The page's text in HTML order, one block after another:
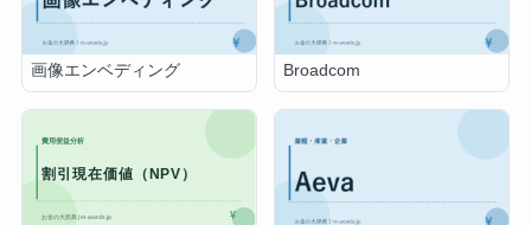
画像エンベディング Broadcom